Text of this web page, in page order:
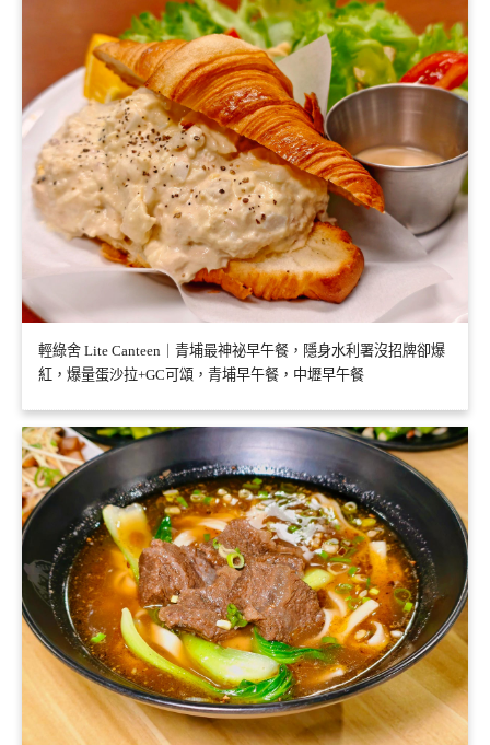
輕綠舍 Lite Canteen｜青埔最神祕早午餐，隱身水利署沒招牌卻爆
紅，爆量蛋沙拉+GC可頌，青埔早午餐，中壢早午餐